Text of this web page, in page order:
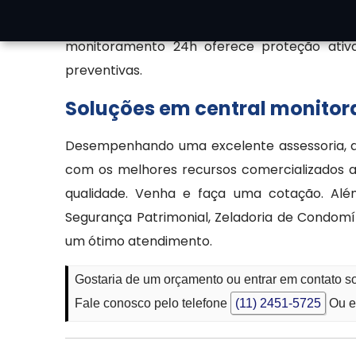
monitoramento 24h oferece proteção
preventivas.
Soluções em central
Desempenhando uma excelente
com os melhores recursos
qualidade. Venha e faça uma cotação.
Segurança Patrimonial, Zeladoria de
um ótimo atendimento.
Gostaria de um orçamento ou entrar em contato
Fale conosco pelo telefone
(11) 2451-5725 Ou